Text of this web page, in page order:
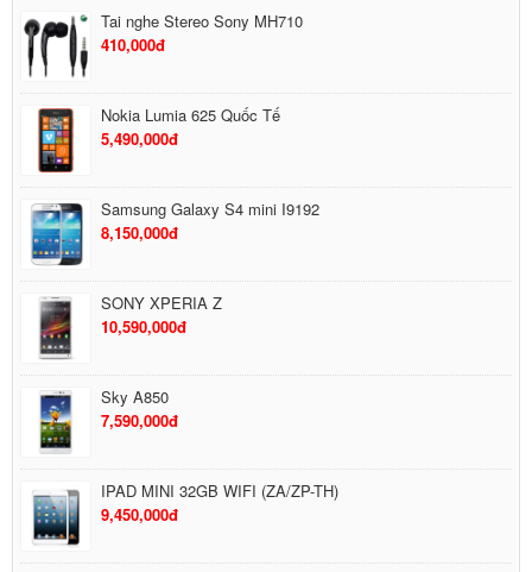
Tai nghe Stereo Sony MH710
410,000đ
Nokia Lumia 625 Quốc Tế
5,490,000đ
Samsung Galaxy S4 mini I9192
8,150,000đ
SONY XPERIA Z
10,590,000đ
Sky A850
7,590,000đ
IPAD MINI 32GB WIFI (ZA/ZP-TH)
9,450,000đ